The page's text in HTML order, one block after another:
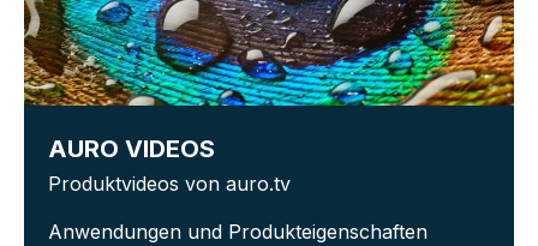
AURO VIDEOS
Produktvideos von auro.tv
Anwendungen und Produkteigenschaften